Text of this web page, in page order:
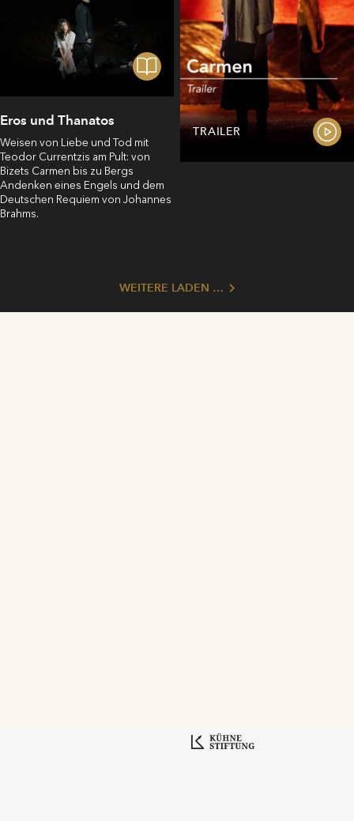
TRAILER
Eros und Thanatos
Weisen von Liebe und Tod mit
Teodor Currentzis am Pult: von
Bizets Carmen bis zu Bergs
Andenken eines Engels und dem
Deutschen Requiem von Johannes
Brahms.
WEITERE LADEN …